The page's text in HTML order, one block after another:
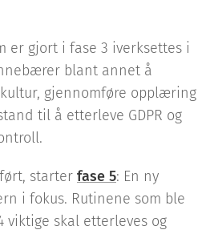
er gjort i fase 3 iverksettes i
blant annet å
gjennomføre opplæring
til å etterleve GDPR og
starter fase 5: En ny
i fokus. Rutinene som ble
viktige skal etterleves og